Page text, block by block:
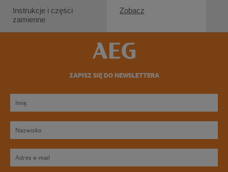
Instrukcje i części
zamienne
Zobacz
ZAPISZ SIĘ DO NEWSLETTERA